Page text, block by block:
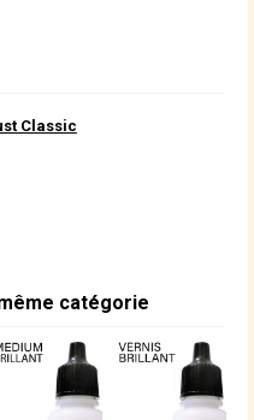
Classic
catégorie